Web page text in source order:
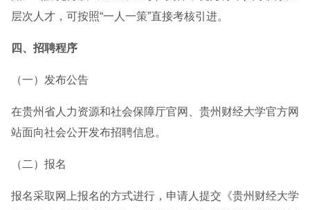
层次人才，可按照“一人一策”直接考核引进。
四、招聘程序
（一）发布公告
在贵州省人力资源和社会保障厅官网、贵州财经大学官方网
站面向社会公开发布招聘信息。
（二）报名
报名采取网上报名的方式进行，申请人提交《贵州财经大学